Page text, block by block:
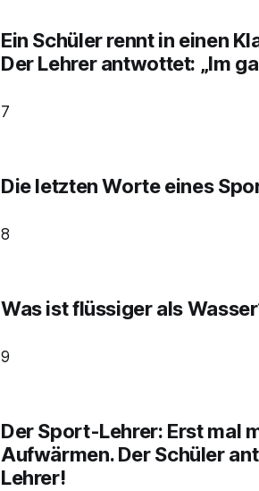
Ein Schüler rennt in einen
Der Lehrer antwottet: „Im
7
Die letzten Worte eines
8
Was ist flüssiger als
9
Der Sport-Lehrer: Erst mal
Aufwärmen. Der Schüler
Lehrer!